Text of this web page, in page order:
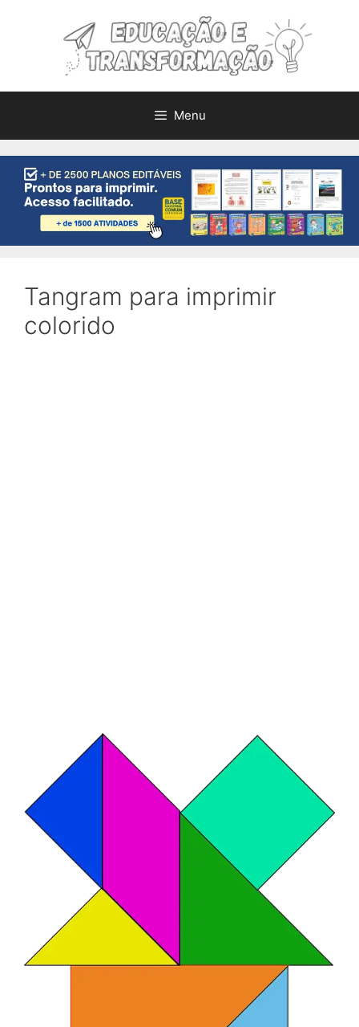
Menu
Tangram para imprimir
colorido